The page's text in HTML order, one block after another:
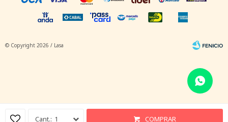
1 COMPRAR
© Copyright 2026 / Lasa